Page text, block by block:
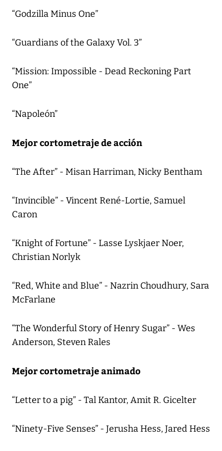
“Godzilla Minus One”
“Guardians of the Galaxy Vol. 3”
“Mission: Impossible - Dead Reckoning Part
One”
“Napoleón”
Mejor cortometraje de acción
“The After” - Misan Harriman, Nicky Bentham
“Invincible” - Vincent René-Lortie, Samuel
Caron
“Knight of Fortune” - Lasse Lyskjaer Noer,
Christian Norlyk
“Red, White and Blue” - Nazrin Choudhury, Sara
McFarlane
“The Wonderful Story of Henry Sugar” - Wes
Anderson, Steven Rales
Mejor cortometraje animado
“Letter to a pig” - Tal Kantor, Amit R. Gicelter
“Ninety-Five Senses” - Jerusha Hess, Jared Hess